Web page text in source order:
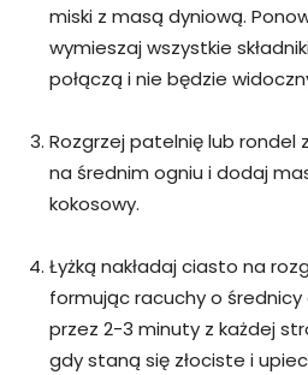
miski z masą dyniową.
wymieszaj wszystkie
połączą i nie będzie
Rozgrzej patelnię lub rondel
na średnim ogniu i dodaj
kokosowy.
Łyżką nakładaj ciasto na
formując racuchy o średnicy
przez 2-3 minuty z każdej
gdy staną się złociste i